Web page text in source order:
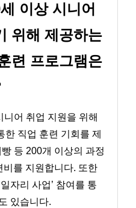
이상 시니어
위해 제공하는
련 프로그램은
니어 취업 지원을 위해
한 직업 훈련 기회를 제
등 200개 이상의 과정
비를 지원합니다. 또한
자리 사업’ 참여를 통
있습니다.